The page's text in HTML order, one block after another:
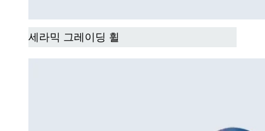
세라믹 그레이딩 휠